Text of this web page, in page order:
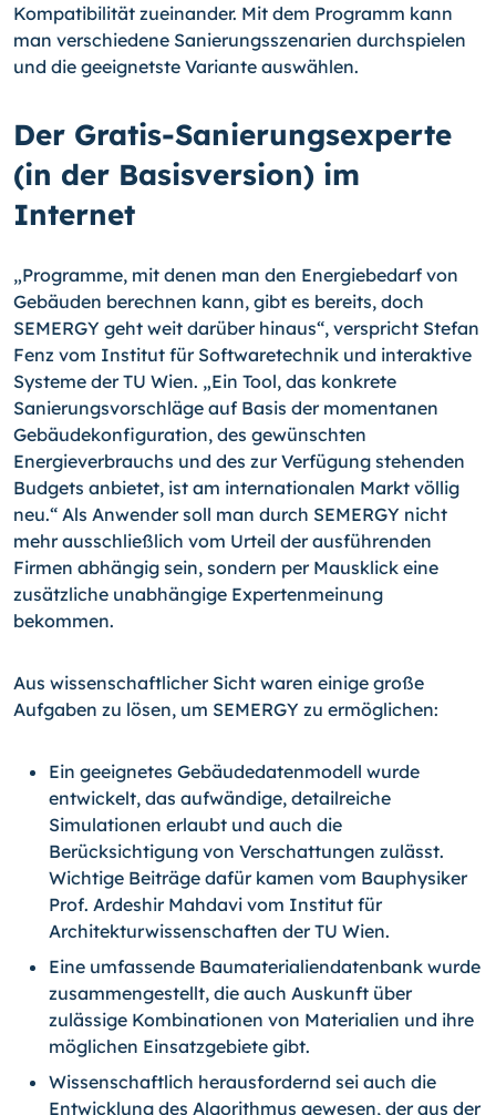
Kompatibilität zuei­nander. Mit dem Programm kann
man verschiedene Sanierungsszenarien durchspielen
und die geeignetste Variante auswählen.
Der Gratis-Sanierungsexperte
(in der Basisversion) im
Internet
„Programme, mit denen man den Energiebedarf von
Gebäuden berechnen kann, gibt es bereits, doch
SEMERGY geht weit darüber hinaus“, verspricht Stefan
Fenz vom In­stitut für Softwaretechnik und interaktive
Systeme der TU Wien. „Ein Tool, das kon­krete
Sanierungsvorschläge auf Basis der momentanen
Gebäudekonfiguration, des ge­wünschten
Energieverbrauchs und des zur Verfügung stehenden
Budgets anbietet, ist am internationalen Markt völlig
neu.“ Als Anwender soll man durch SEMERGY nicht
mehr ausschließlich vom Urteil der ausführenden
Firmen abhängig sein, sondern per Mausklick eine
zusätzliche unabhängige Expertenmeinung
bekommen.
Aus wissenschaftlicher Sicht waren einige große
Aufgaben zu lösen, um SEMERGY zu ermöglichen:
Ein geeignetes Gebäudedatenmodell wurde
entwickelt, das aufwändige, detail­reiche
Simulationen erlaubt und auch die
Berücksichtigung von Verschattungen zulässt.
Wichtige Beiträge dafür kamen vom Bauphysiker
Prof. Ardeshir Mahdavi vom Institut für
Architekturwissenschaften der TU Wien.
Eine umfassende Baumaterialiendatenbank wurde
zusammengestellt, die auch Auskunft über
zulässige Kombinationen von Materialien und ihre
möglichen Ein­satzgebiete gibt.
Wissenschaftlich herausfordernd sei auch die
Entwicklung des Algorithmus ge­wesen, der aus der